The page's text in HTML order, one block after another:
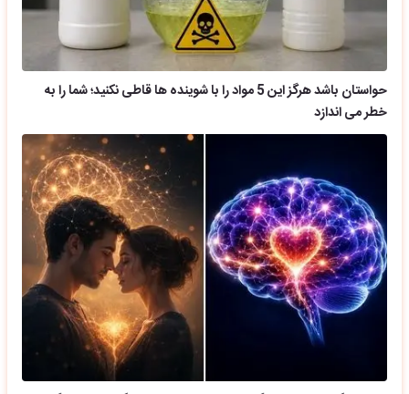
حواستان باشد هرگز این 5 مواد را با شوینده ها قاطی نکنید؛ شما را به
خطر می اندازد